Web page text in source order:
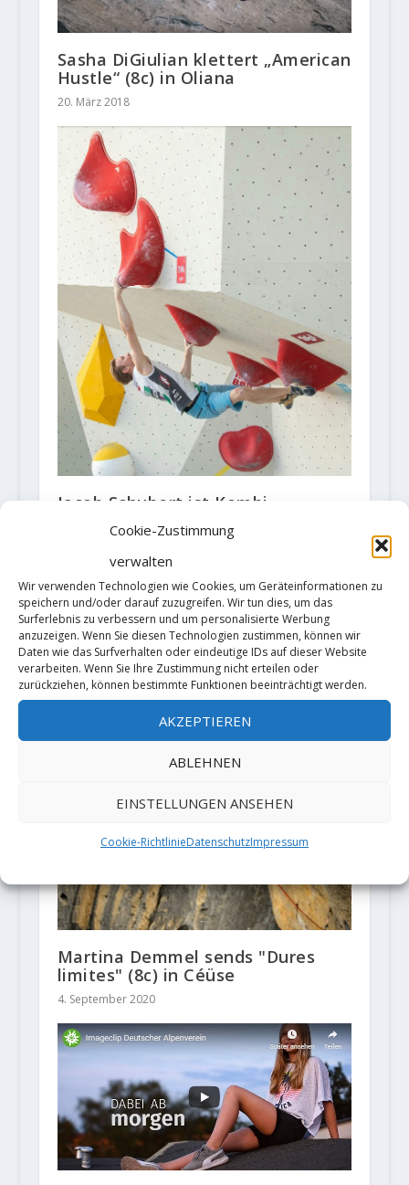
Cookie-Zustimmung
verwalten
Wir verwenden Technologien wie Cookies, um Geräteinformationen zu
speichern und/oder darauf zuzugreifen. Wir tun dies, um das
Surferlebnis zu verbessern und um personalisierte Werbung
anzuzeigen. Wenn Sie diesen Technologien zustimmen, können wir
Daten wie das Surfverhalten oder eindeutige IDs auf dieser Website
verarbeiten. Wenn Sie Ihre Zustimmung nicht erteilen oder
zurückziehen, können bestimmte Funktionen beeinträchtigt werden.
AKZEPTIEREN
ABLEHNEN
EINSTELLUNGEN ANSEHEN
Cookie-RichtlinieDatenschutzImpressum
Sasha DiGiulian klettert „American
Hustle“ (8c) in Oliana
20. März 2018
Jacob Schubert ist Kombi-
Weltmeister
Martina Demmel sends "Dures
limites" (8c) in Céüse
4. September 2020